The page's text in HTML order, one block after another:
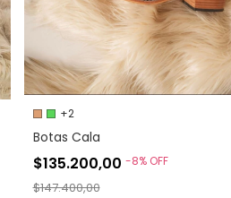
+2
Botas Cala
$135.200,00 -8% OFF
$147.400,00